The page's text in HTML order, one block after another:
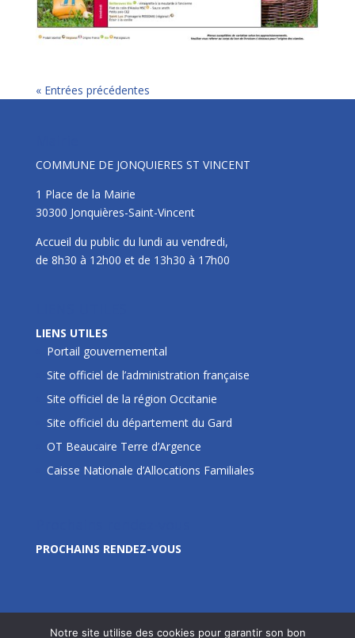
« Entrées précédentes
COMMUNE DE JONQUIERES ST VINCENT
1 Place de la Mairie
30300 Jonquières-Saint-Vincent
Accueil du public du lundi au vendredi,
de 8h30 à 12h00 et de 13h30 à 17h00
LIENS UTILES
Portail gouvernemental
Site officiel de l’administration française
Site officiel de la région Occitanie
Site officiel du département du Gard
OT Beaucaire Terre d’Argence
Caisse Nationale d’Allocations Familiales
PROCHAINS RENDEZ-VOUS
Notre site utilise des cookies pour garantir son bon